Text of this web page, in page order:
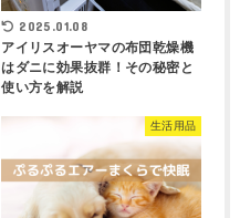
2025.01.08
アイリスオーヤマの布団乾燥機
はダニに効果抜群！その秘密と
使い方を解説
生活用品